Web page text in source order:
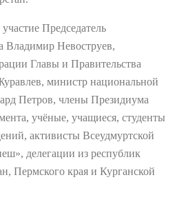
Председатель
Владимир Невоструев,
Главы и Правительства
министр национальной
Петров, члены Президиума
учёные, учащиеся, студенты
активисты Всеудмуртской
делегации из республик
Пермского края и Курганской